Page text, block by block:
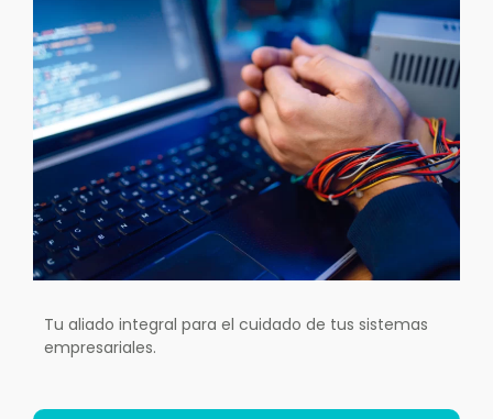
Tu aliado integral para el cuidado de tus sistemas
empresariales.